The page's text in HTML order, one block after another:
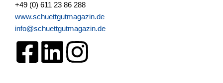
+49 (0) 611 23 86 288
www.schuettgutmagazin.de
info@schuettgutmagazin.de